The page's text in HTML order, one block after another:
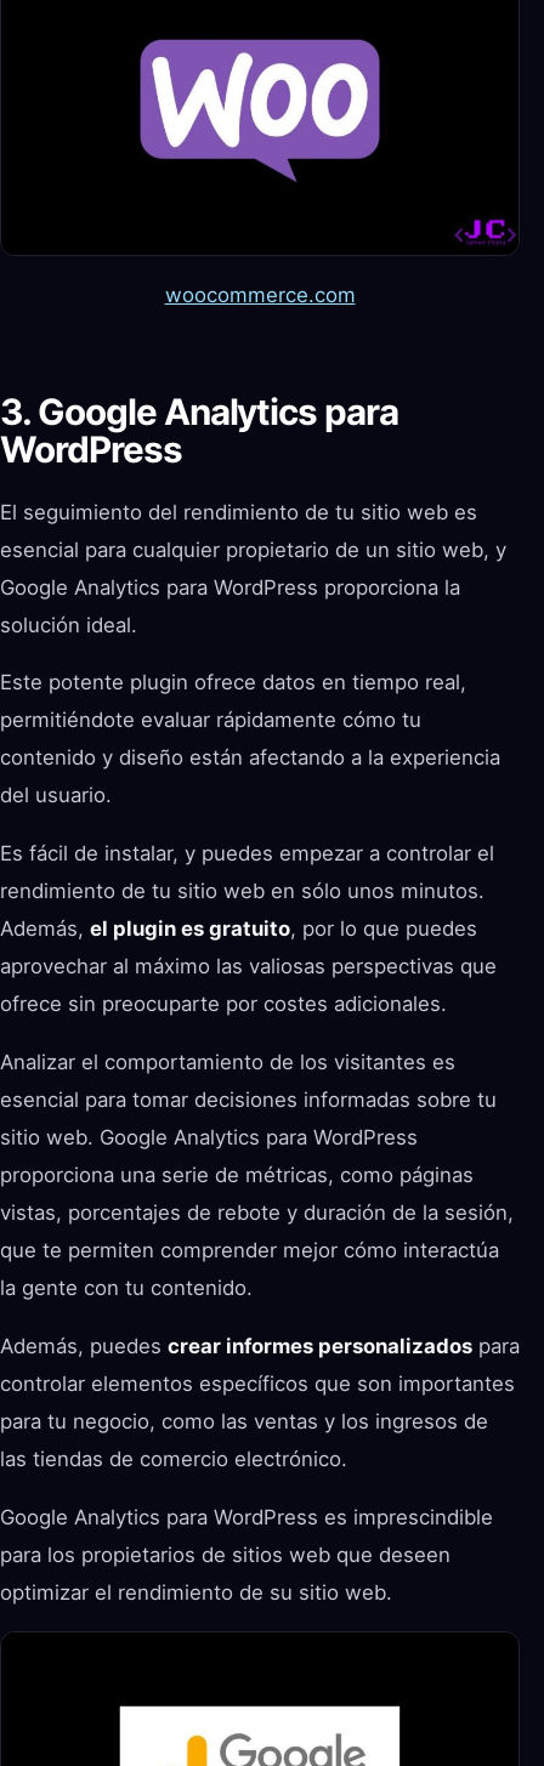
woocommerce.com
3. Google Analytics para
WordPress
El seguimiento del rendimiento de tu sitio web es
esencial para cualquier propietario de un sitio web, y
Google Analytics para WordPress proporciona la
solución ideal.
Este potente plugin ofrece datos en tiempo real,
permitiéndote evaluar rápidamente cómo tu
contenido y diseño están afectando a la experiencia
del usuario.
Es fácil de instalar, y puedes empezar a controlar el
rendimiento de tu sitio web en sólo unos minutos.
Además, el plugin es gratuito, por lo que puedes
aprovechar al máximo las valiosas perspectivas que
ofrece sin preocuparte por costes adicionales.
Analizar el comportamiento de los visitantes es
esencial para tomar decisiones informadas sobre tu
sitio web. Google Analytics para WordPress
proporciona una serie de métricas, como páginas
vistas, porcentajes de rebote y duración de la sesión,
que te permiten comprender mejor cómo interactúa
la gente con tu contenido.
Además, puedes crear informes personalizados para
controlar elementos específicos que son importantes
para tu negocio, como las ventas y los ingresos de
las tiendas de comercio electrónico.
Google Analytics para WordPress es imprescindible
para los propietarios de sitios web que deseen
optimizar el rendimiento de su sitio web.